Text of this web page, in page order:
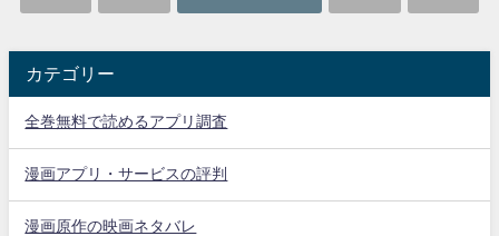
カテゴリー
全巻無料で読めるアプリ調査
漫画アプリ・サービスの評判
漫画原作の映画ネタバレ